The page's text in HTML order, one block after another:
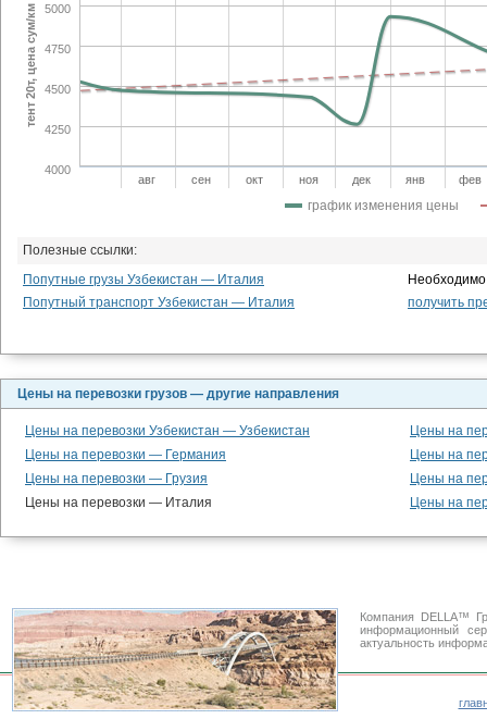
график изменения цены
авг сен окт ноя дек янв фев
4000
4250
4500
4750
5000
тент 20т, цена сум/км
Полезные ссылки:
Попутные грузы Узбекистан — Италия
Попутный транспорт Узбекистан — Италия
получить
Цены на перевозки грузов — другие направления
Цены на перевозки Узбекистан — Узбекистан
Цены на
Цены на перевозки — Германия
Цены на
Цены на перевозки — Грузия
Цены на
Цены на перевозки — Италия
Цены на
Компания DELLA™
информационный
актуальность